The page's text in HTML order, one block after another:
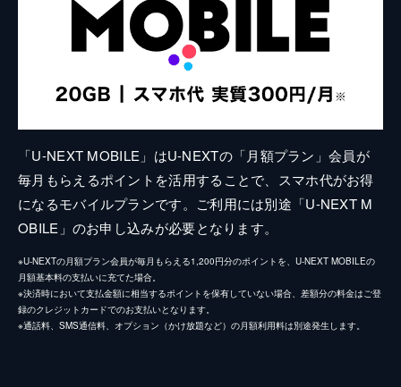
「U-NEXT MOBILE」はU-NEXTの「月額プラン」会員が
毎月もらえるポイントを活用することで、スマホ代がお得
になるモバイルプランです。ご利用には別途「U-NEXT M
OBILE」のお申し込みが必要となります。
※U-NEXTの月額プラン会員が毎月もらえる1,200円分のポイントを、U-NEXT MOBILEの
月額基本料の支払いに充てた場合。
※決済時において支払金額に相当するポイントを保有していない場合、差額分の料金はご登
録のクレジットカードでのお支払いとなります。
※通話料、SMS通信料、オプション（かけ放題など）の月額利用料は別途発生します。